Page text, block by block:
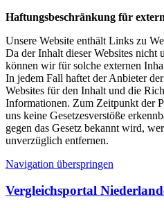
Haftungsbeschränkung für
Unsere Website enthält Links zu
Da der Inhalt dieser Websites nicht
können wir für solche externen
In jedem Fall haftet der Anbieter
Websites für den Inhalt und die
Informationen. Zum Zeitpunkt der
uns keine Gesetzesverstöße
gegen das Gesetz bekannt wird,
unverzüglich entfernen.
Navigation überspringen
Vergleichsportal